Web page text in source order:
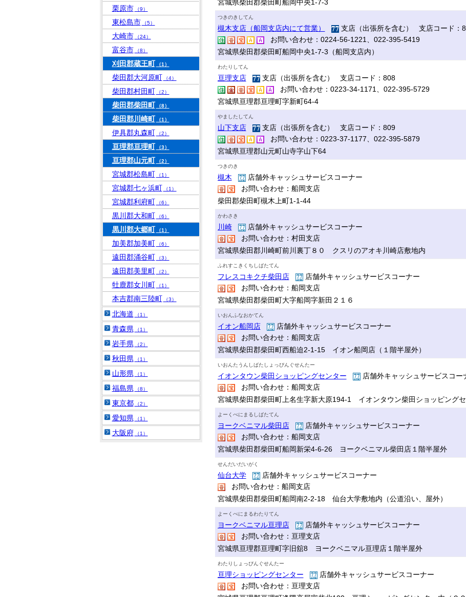
宮城県柴田郡柴田町船岡中央1-7-3
つきのきしてん
槻木支店（船岡支店内にて営業）
支店（出張所を含む） 支店コード：
お問い合わせ：0224-56-1221、022-395-5419
宮城県柴田郡柴田町船岡中央1-7-3（船岡支店内）
わたりしてん
亘理支店
支店（出張所を含む） 支店コード：808
お問い合わせ：0223-34-1171、022-395-5729
宮城県亘理郡亘理町字新町64-4
やましたしてん
山下支店
支店（出張所を含む） 支店コード：809
お問い合わせ：0223-37-1177、022-395-5879
宮城県亘理郡山元町山寺字山下64
つきのき
槻木
店舗外キャッシュサービスコーナー
お問い合わせ：船岡支店
柴田郡柴田町槻木上町1-1-44
かわさき
川崎
店舗外キャッシュサービスコーナー
お問い合わせ：村田支店
宮城県柴田郡川崎町前川裏丁８０ クスリのアオキ川崎店敷地内
ふれすこきくちしばたてん
フレスコキクチ柴田店
店舗外キャッシュサービスコーナー
お問い合わせ：船岡支店
宮城県柴田郡柴田町大字船岡字新田２１６
いおんふなおかてん
イオン船岡店
店舗外キャッシュサービスコーナー
お問い合わせ：船岡支店
宮城県柴田郡柴田町西船迫2-1-15 イオン船岡店（１階半屋外）
いおんたうんしばたしょっぴんぐせんたー
イオンタウン柴田ショッピングセンター
店舗外キャッシュサービスコー
お問い合わせ：船岡支店
宮城県柴田郡柴田町上名生字新大原194-1 イオンタウン柴田ショッピング
よーくべにまるしばたてん
ヨークベニマル柴田店
店舗外キャッシュサービスコーナー
お問い合わせ：船岡支店
宮城県柴田郡柴田町船岡新栄4-6-26 ヨークベニマル柴田店１階半屋外
せんだいだいがく
仙台大学
店舗外キャッシュサービスコーナー
お問い合わせ：船岡支店
宮城県柴田郡柴田町船岡南2-2-18 仙台大学敷地内（公道沿い、屋外）
よーくべにまるわたりてん
ヨークベニマル亘理店
店舗外キャッシュサービスコーナー
お問い合わせ：亘理支店
宮城県亘理郡亘理町字旧舘8 ヨークベニマル亘理店１階半屋外
わたりしょっぴんぐせんたー
亘理ショッピングセンター
店舗外キャッシュサービスコーナー
お問い合わせ：亘理支店
栗原市 （9）
東松島市 （5）
大崎市 （24）
富谷市 （8）
刈田郡蔵王町 （1）
柴田郡大河原町 （4）
柴田郡村田町 （2）
柴田郡柴田町 （8）
柴田郡川崎町 （1）
伊具郡丸森町 （2）
亘理郡亘理町 （3）
亘理郡山元町 （2）
宮城郡松島町 （1）
宮城郡七ヶ浜町 （1）
宮城郡利府町 （6）
黒川郡大和町 （6）
黒川郡大郷町 （1）
加美郡加美町 （6）
遠田郡涌谷町 （3）
遠田郡美里町 （2）
牡鹿郡女川町 （1）
本吉郡南三陸町 （3）
北海道 （1）
青森県 （1）
岩手県 （2）
秋田県 （1）
山形県 （1）
福島県 （8）
東京都 （2）
愛知県 （1）
大阪府 （1）